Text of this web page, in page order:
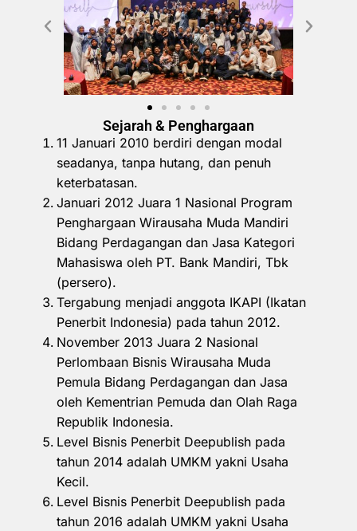
Sejarah & Penghargaan
11 Januari 2010 berdiri dengan modal
seadanya, tanpa hutang, dan penuh
keterbatasan.
Januari 2012 Juara 1 Nasional Program
Penghargaan Wirausaha Muda Mandiri
Bidang Perdagangan dan Jasa Kategori
Mahasiswa oleh PT. Bank Mandiri, Tbk
(persero).
Tergabung menjadi anggota IKAPI (Ikatan
Penerbit Indonesia) pada tahun 2012.
November 2013 Juara 2 Nasional
Perlombaan Bisnis Wirausaha Muda
Pemula Bidang Perdagangan dan Jasa
oleh Kementrian Pemuda dan Olah Raga
Republik Indonesia.
Level Bisnis Penerbit Deepublish pada
tahun 2014 adalah UMKM yakni Usaha
Kecil.
Level Bisnis Penerbit Deepublish pada
tahun 2016 adalah UMKM yakni Usaha